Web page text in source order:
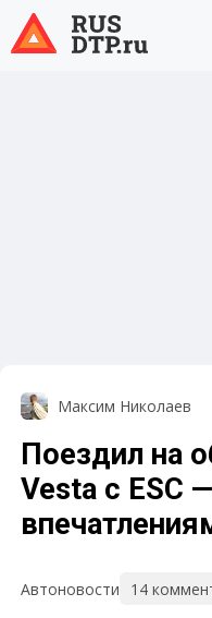
Максим Николаев
Поездил на
Vesta с ESC
Автоновости 14